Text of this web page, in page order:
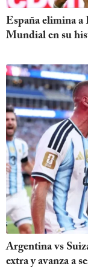
España elimina a
Mundial en su
Argentina vs
extra y avanza a